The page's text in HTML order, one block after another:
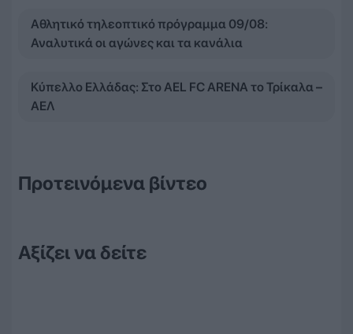
Αθλητικό τηλεοπτικό πρόγραμμα 09/08:
Αναλυτικά οι αγώνες και τα κανάλια
Κύπελλο Ελλάδας: Στο AEL FC ARENA το Τρίκαλα –
ΑΕΛ
Προτεινόμενα βίντεο
Αξίζει να δείτε